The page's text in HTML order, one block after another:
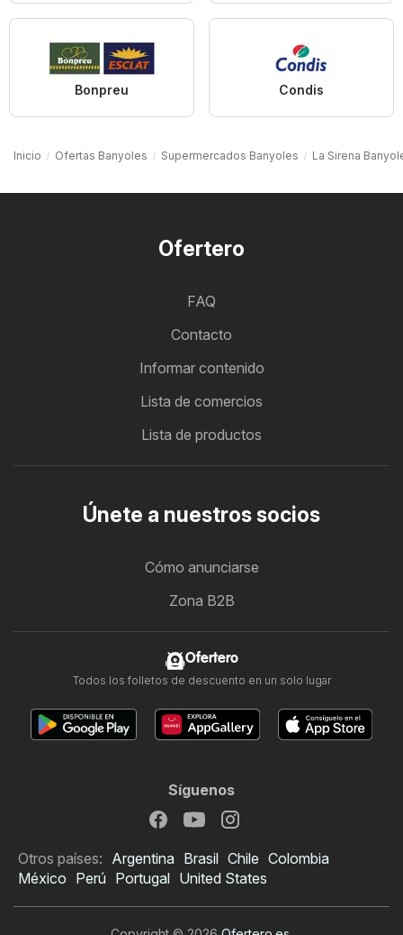
Bonpreu Condis
Inicio Ofertas Banyoles Supermercados Banyoles La Sirena
Ofertero
FAQ
Contacto
Informar contenido
Lista de comercios
Lista de productos
Únete a nuestros socios
Cómo anunciarse
Zona B2B
Ofertero
Todos los folletos de descuento en un solo lugar
Síguenos
Otros países: Argentina Brasil Chile Colombia
México Perú Portugal United States